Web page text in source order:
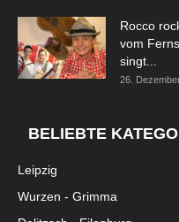
Rocco
vom
singt...
26.
BELIEBTE
Leipzig
Wurzen - Grimma